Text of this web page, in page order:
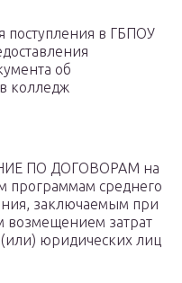
поступления в ГБПОУ
об
колледж
ПО ДОГОВОРАМ на
программам среднего
заключаемым при
возмещением затрат
(или) юридических лиц